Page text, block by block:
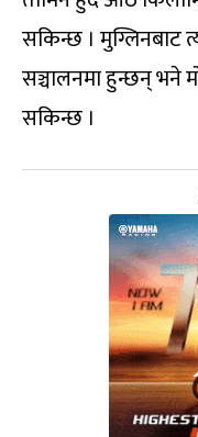
सकिन्छ । मुग्लिनबाट
सञ्चालनमा हुन्छन् भने
सकिन्छ ।